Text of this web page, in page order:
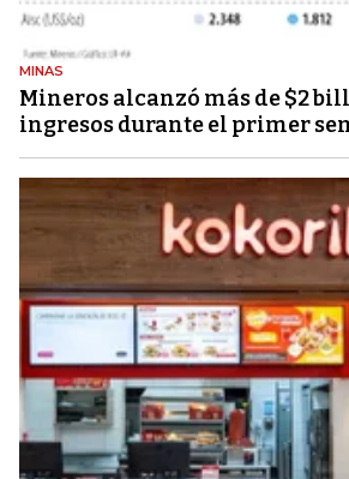
MINAS
Mineros alcanzó más de $2
ingresos durante el primer